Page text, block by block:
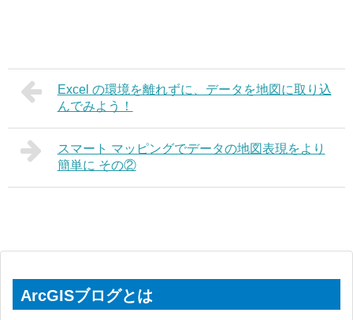
Excel の環境を離れずに、データを地図に取り込
んでみよう！
スマート マッピングでデータの地図表現をより
簡単に その②
ArcGISブログとは